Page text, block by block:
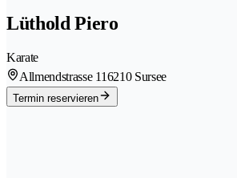
Lüthold Piero
Karate
Allmendstrasse 116210 Sursee
Termin reservieren